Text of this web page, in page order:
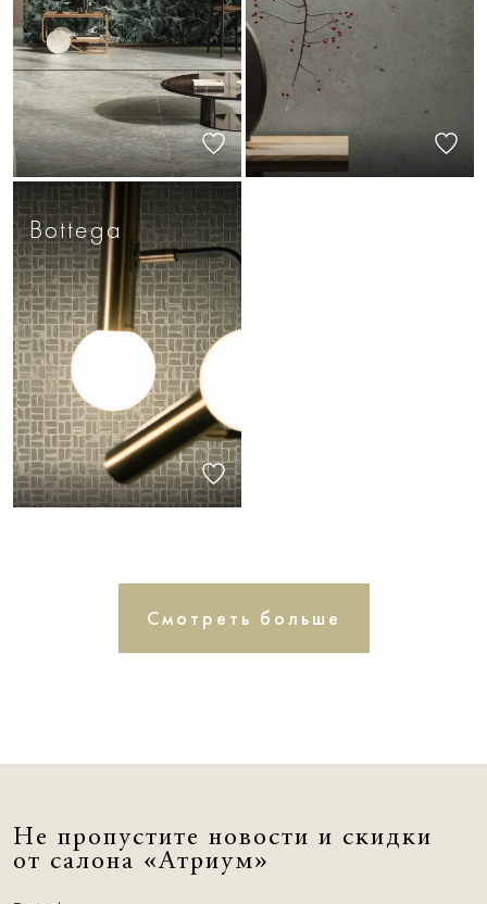
Bottega
Смотреть больше
Не пропустите новости и скидки
от салона «Атриум»